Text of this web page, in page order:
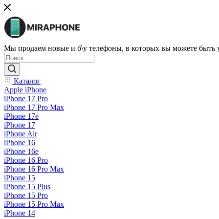
Мы продаем новые и б\у телефоны, в которых вы можете быть
Каталог
Apple iPhone
iPhone 17 Pro
iPhone 17 Pro Max
iPhone 17e
iPhone 17
iPhone Air
iPhone 16
iPhone 16e
iPhone 16 Pro
iPhone 16 Pro Max
iPhone 15
iPhone 15 Plus
iPhone 15 Pro
iPhone 15 Pro Max
iPhone 14